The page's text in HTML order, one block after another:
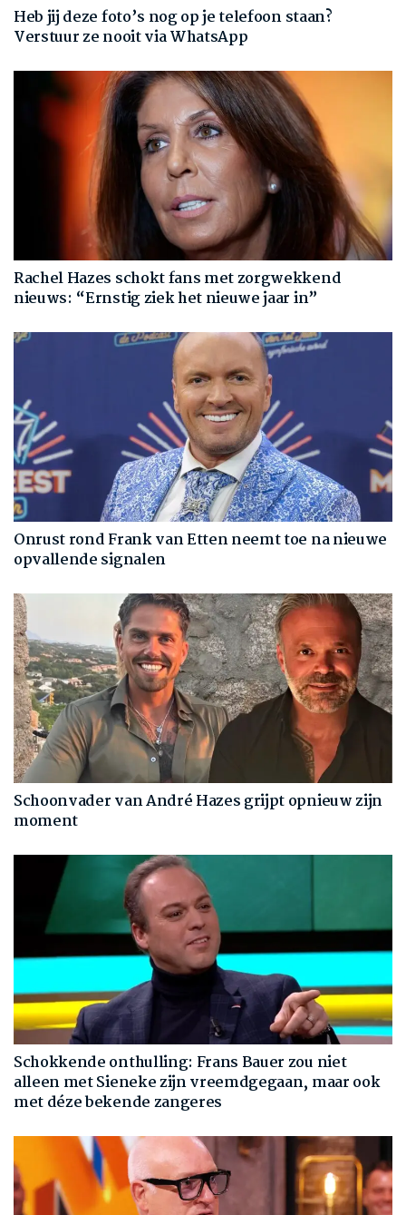
Heb jij deze foto’s nog op je telefoon staan?
Verstuur ze nooit via WhatsApp
Rachel Hazes schokt fans met zorgwekkend
nieuws: “Ernstig ziek het nieuwe jaar in”
Onrust rond Frank van Etten neemt toe na nieuwe
opvallende signalen
Schoonvader van André Hazes grijpt opnieuw zijn
moment
Schokkende onthulling: Frans Bauer zou niet
alleen met Sieneke zijn vreemdgegaan, maar ook
met déze bekende zangeres